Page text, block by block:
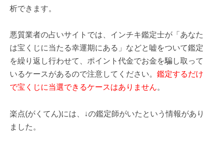
析できます。
悪質業者の占いサイトでは、インチキ鑑定士が「あなた
は宝くじに当たる幸運期にある」などと嘘をついて鑑定
を繰り返し行わせて、ポイント代金でお金を騙し取って
いるケースがあるので注意してください。 鑑定するだけ
で宝くじに当選できるケースはありません。
楽点(がくてん)には、↓の鑑定師がいたという情報があり
ました。